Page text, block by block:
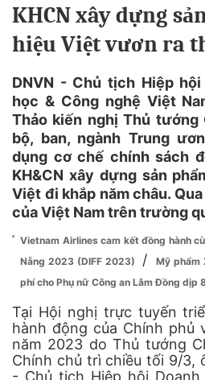
KHCN xây dựng
hiệu Việt vươn ra
DNVN - Chủ tịch Hiệp hội
học & Công nghệ Việt
Thảo kiến nghị Thủ tướng
bộ, ban, ngành Trung
dụng cơ chế chính sách
KH&CN xây dựng sản
Việt đi khắp năm châu.
của Việt Nam trên trường
Vietnam Airlines cam kết đồng hành
Nẵng 2023 (DIFF 2023)
/
Mỹ phẩm
phí cho Phụ nữ Công an Lâm Đồng dịp
Tại Hội nghị trực tuyến
hành động của Chính phủ
năm 2023 do Thủ tướng
Chính chủ trì chiều tối 9/3,
- Chủ tịch Hiệp hội